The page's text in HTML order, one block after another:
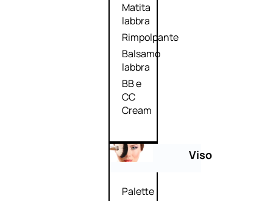
Matita
labbra
Rimpolpante
Balsamo
labbra
BB e
CC
Cream
Viso
Palette